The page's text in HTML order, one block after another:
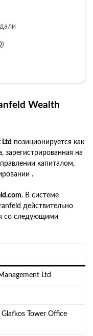
Wealth
позиционируется как
зарегистрированная на
капиталом,
.
. В системе
действительно
со следующими
Ltd
Tower Office